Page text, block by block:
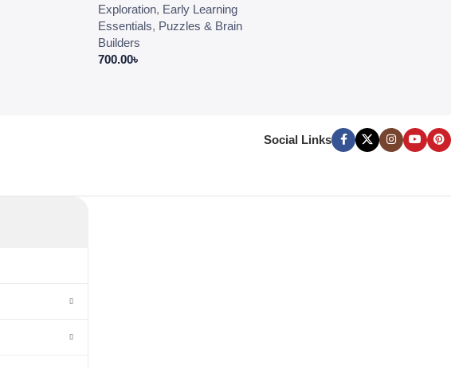
Exploration, Early Learning
Essentials, Puzzles & Brain
Builders
700.00৳
Social Links